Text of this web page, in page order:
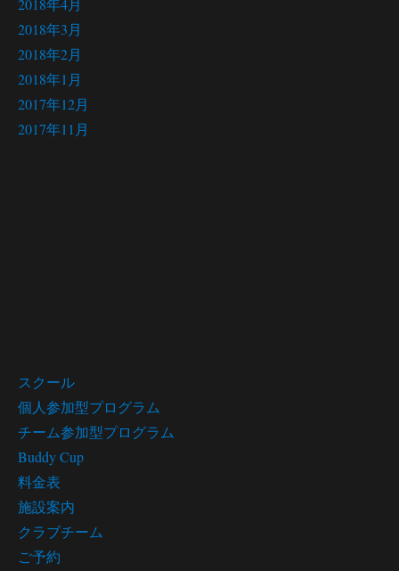
2018年4月
2018年3月
2018年2月
2018年1月
2017年12月
2017年11月
スクール
個人参加型プログラム
チーム参加型プログラム
Buddy Cup
料金表
施設案内
クラブチーム
ご予約